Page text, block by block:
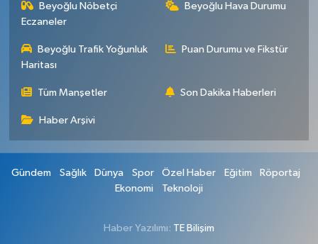
Beyoğlu Nöbetçi
Eczaneler
Beyoğlu Hava Durumu
Beyoğlu Trafik Yoğunluk
Haritası
Puan Durumu ve Fikstür
Tüm Manşetler Son Dakika Haberleri
Haber Arşivi
Gündem Sağlık Dünya Spor Özel Haber Eğitim
Röportaj
Ekonomi
Teknoloji
Haber Yazılımı: TE Bilişim